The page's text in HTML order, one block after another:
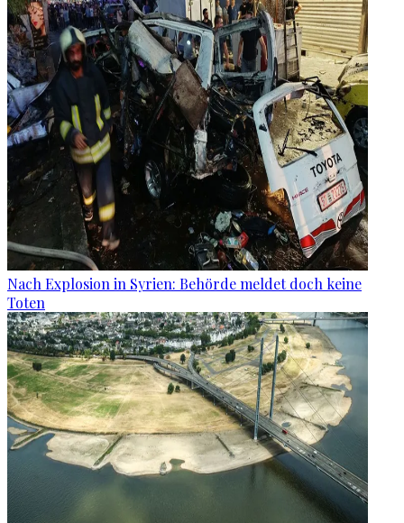
Nach Explosion in Syrien: Behörde meldet doch keine
Toten